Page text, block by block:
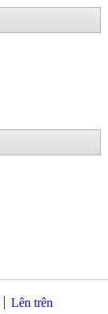
Lên trên